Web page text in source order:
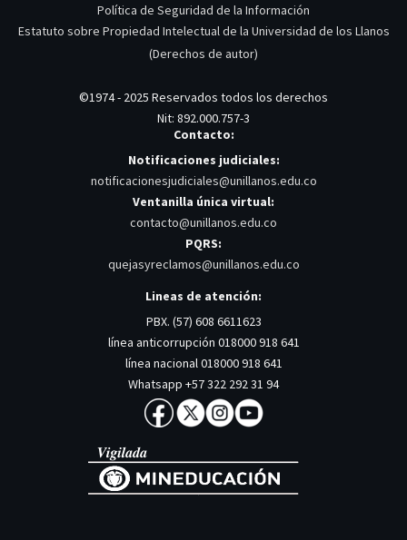
Política de Seguridad de la Información
Estatuto sobre Propiedad Intelectual de la Universidad de los Llanos
(Derechos de autor)
©1974 - 2025 Reservados todos los derechos
Nit: 892.000.757-3
Contacto:
Notificaciones judiciales:
notificacionesjudiciales@unillanos.edu.co
Ventanilla única virtual:
contacto@unillanos.edu.co
PQRS:
quejasyreclamos@unillanos.edu.co
Lineas de atención:
PBX. (57) 608 6611623
línea anticorrupción 018000 918 641
línea nacional 018000 918 641
Whatsapp +57 322 292 31 94